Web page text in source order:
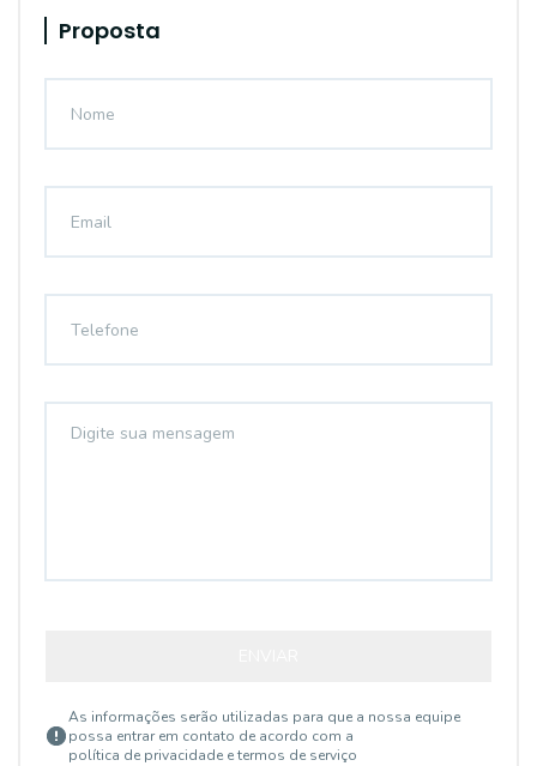
Proposta
As informações serão utilizadas para que a nossa equipe
possa entrar em contato de acordo com a
política de privacidade e termos de serviço